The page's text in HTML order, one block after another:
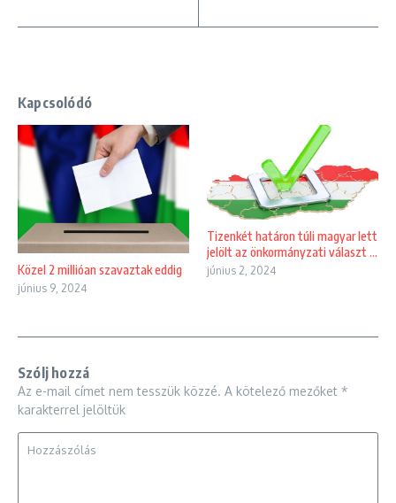
Kapcsolódó
Közel 2 millióan szavaztak eddig
június 9, 2024
Tizenkét határon túli magyar lett
jelölt az önkormányzati választ ...
június 2, 2024
Szólj hozzá
Az e-mail címet nem tesszük közzé. A kötelező mezőket *
karakterrel jelöltük